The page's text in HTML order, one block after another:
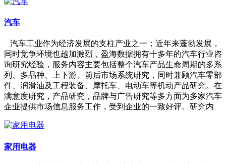
汽车
汽车工业作为经济发展的支柱产业之一；近年来蓬勃发展，
同时竞争环境也越加激烈，盈海数据拥有十多年的汽车行业咨
询研究经验，服务内容主要包括整个汽车产品生命周期的多系
列、多品种、上下游、前后市场系统研究，同时兼顾汽车零部
件、润滑油及工程装备、摩托车、电动车等机动产品研究。在
满意度研究，产品研究，品牌与广告研究等多方面为多家汽车
企业提供市场信息服务工作，受到企业的一致好评。研究内
家用电器